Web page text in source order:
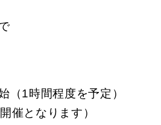
（1時間程度を予定）
催となります）